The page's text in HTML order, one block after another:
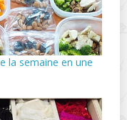
la semaine en une